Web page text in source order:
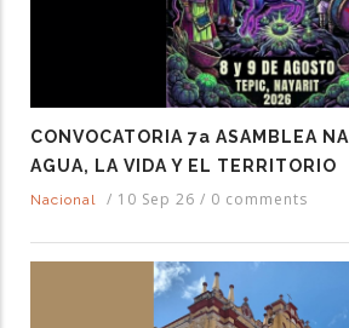
CONVOCATORIA 7a ASAMBLEA
AGUA, LA VIDA Y EL TERRITORIO
Nacional / 10 Sep 26 / 0 comments